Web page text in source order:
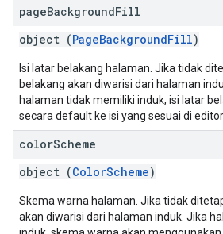
pageBackgroundFill
object (PageBackgroundFill)
Isi latar belakang halaman. Jika tidak
belakang akan diwarisi dari halaman
halaman tidak memiliki induk, isi latar
secara default ke isi yang sesuai di editor
colorScheme
object (ColorScheme)
Skema warna halaman. Jika tidak
akan diwarisi dari halaman induk. Jika